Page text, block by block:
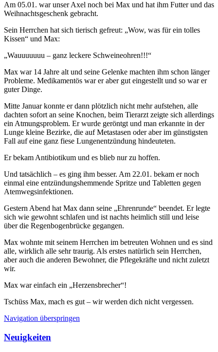
Am 05.01. war unser Axel noch bei Max und hat ihm Futter und das
Weihnachtsgeschenk gebracht.
Sein Herrchen hat sich tierisch gefreut: „Wow, was für ein tolles
Kissen“ und Max:
„Wauuuuuuu – ganz leckere Schweineohren!!!“
Max war 14 Jahre alt und seine Gelenke machten ihm schon länger
Probleme. Medikamentös war er aber gut eingestellt und so war er
guter Dinge.
Mitte Januar konnte er dann plötzlich nicht mehr aufstehen, alle
dachten sofort an seine Knochen, beim Tierarzt zeigte sich allerdings
ein Atmungsproblem. Er wurde geröntgt und man erkannte in der
Lunge kleine Bezirke, die auf Metastasen oder aber im günstigsten
Fall auf eine ganz fiese Lungenentzündung hindeuteten.
Er bekam Antibiotikum und es blieb nur zu hoffen.
Und tatsächlich – es ging ihm besser. Am 22.01. bekam er noch
einmal eine entzündungshemmende Spritze und Tabletten gegen
Atemwegsinfektionen.
Gestern Abend hat Max dann seine „Ehrenrunde“ beendet. Er legte
sich wie gewohnt schlafen und ist nachts heimlich still und leise
über die Regenbogenbrücke gegangen.
Max wohnte mit seinem Herrchen im betreuten Wohnen und es sind
alle, wirklich alle sehr traurig. Als erstes natürlich sein Herrchen,
aber auch die anderen Bewohner, die Pflegekräfte und nicht zuletzt
wir.
Max war einfach ein „Herzensbrecher“!
Tschüss Max, mach es gut – wir werden dich nicht vergessen.
Navigation überspringen
Neuigkeiten